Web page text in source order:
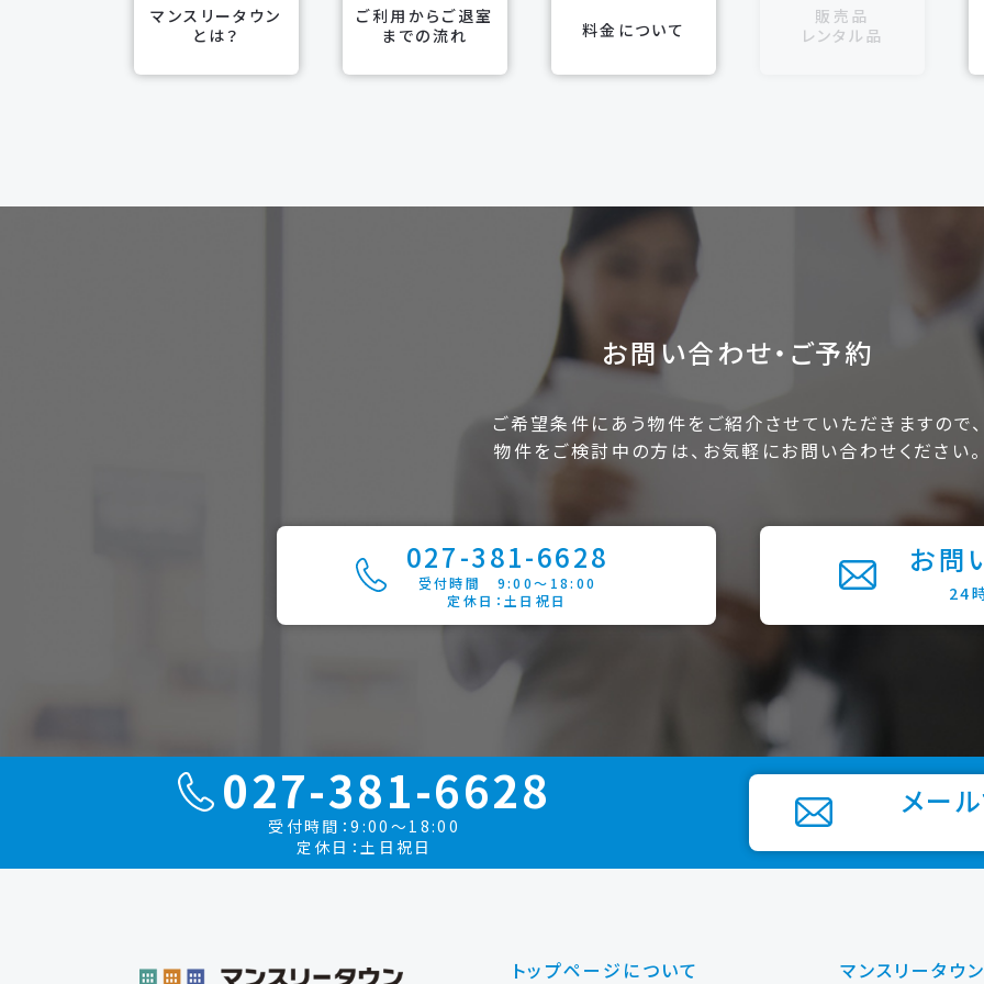
マンスリータウン
とは？
ご利用からご退室
までの流れ
料金について
販売品
レンタル品
お問い合わせ・ご予約
ご希望条件にあう物件をご紹介させていただきますので、
物件をご検討中の方は、お気軽にお問い合わせください。
027-381-6628
受付時間 9:00～18:00
定休日：土日祝日
お問
24
027-381-6628
受付時間：9:00～18:00
定休日：土日祝日
メー
トップページについて マンスリータウ